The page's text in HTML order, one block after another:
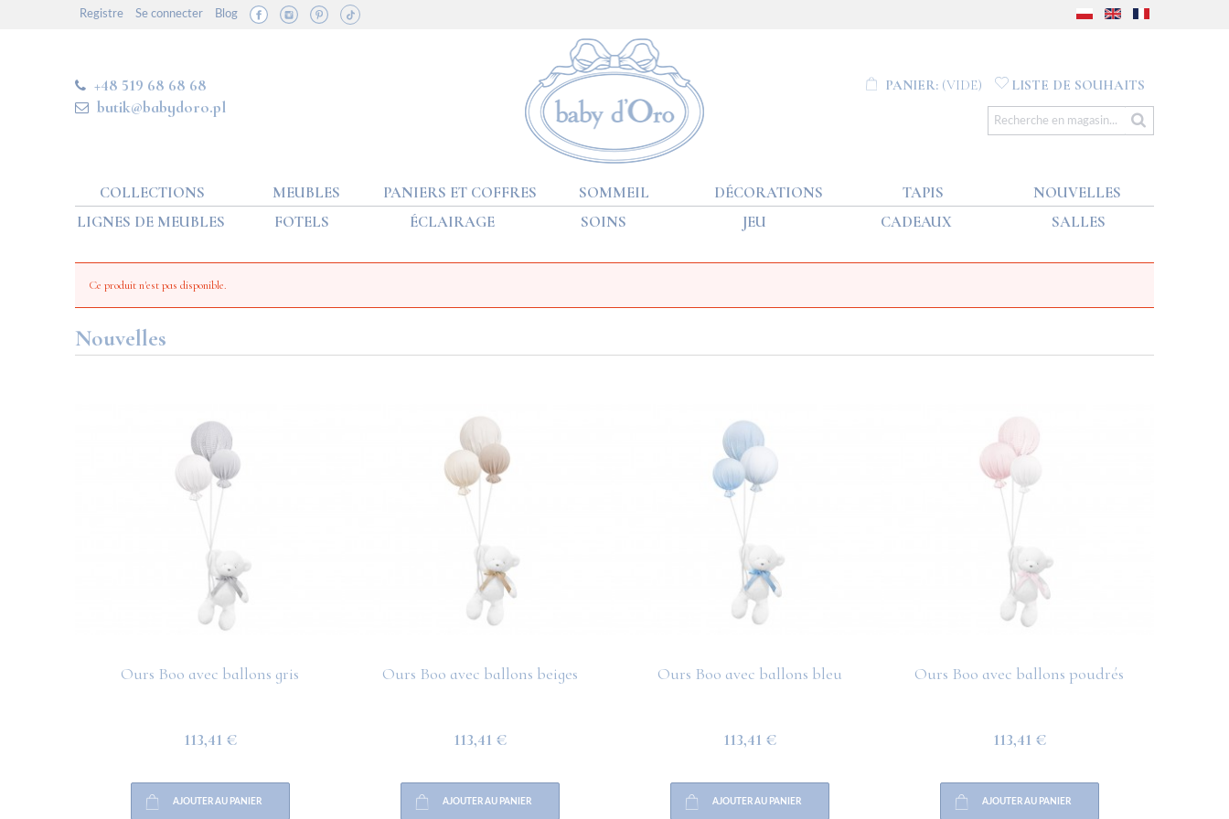
Registre Se connecter Blog
+48 519 68 68 68
butik@babydoro.pl
PANIER: (VIDE) LISTE DE SOUHAITS
COLLECTIONS MEUBLES PANIERS ET COFFRES SOMMEIL DÉCORATIONS TAPIS
NOUVELLES
LIGNES DE MEUBLES
FOTELS ÉCLAIRAGE SOINS JEU CADEAUX SALLES
Ce produit n'est pas disponible.
Nouvelles
Ours Boo avec ballons gris
113,41 €
AJOUTER AU PANIER
Ours Boo avec ballons beiges
113,41 €
AJOUTER AU PANIER
Ours Boo avec ballons bleu
113,41 €
AJOUTER AU PANIER
Ours Boo avec ballons poudrés
113,41 €
AJOUTER AU PANIER